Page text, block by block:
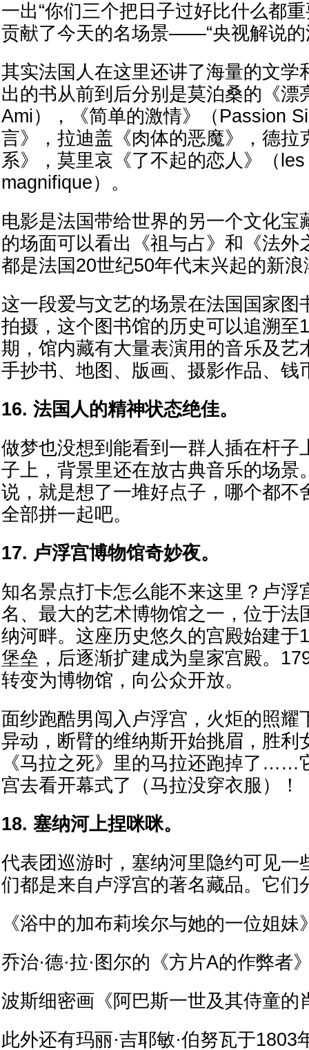
一出“你们三个把日子过好比什么都
贡献了今天的名场景——“央视解说的
其实法国人在这里还讲了海量的文学
出的书从前到后分别是莫泊桑的《漂
Ami），《简单的激情》（Passion
言》，拉迪盖《肉体的恶魔》，德拉
系》，莫里哀《了不起的恋人》（
magnifique）。
电影是法国带给世界的另一个文化宝
的场面可以看出《祖与占》和《法外
都是法国20世纪50年代末兴起的新
这一段爱与文艺的场景在法国国家图
拍摄，这个图书馆的历史可以追溯至
期，馆内藏有大量表演用的音乐及艺
手抄书、地图、版画、摄影作品、钱
16. 法国人的精神状态绝佳。
做梦也没想到能看到一群人插在杆子
子上，背景里还在放古典音乐的场景
说，就是想了一堆好点子，哪个都不
全部拼一起吧。
17. 卢浮宫博物馆奇妙夜。
知名景点打卡怎么能不来这里？卢浮
名、最大的艺术博物馆之一，位于法
纳河畔。这座历史悠久的宫殿始建于
堡垒，后逐渐扩建成为皇家宫殿。
转变为博物馆，向公众开放。
面纱跑酷男闯入卢浮宫，火炬的照耀
异动，断臂的维纳斯开始挑眉，胜利
《马拉之死》里的马拉还跑掉了……
宫去看开幕式了（马拉没穿衣服）！
18. 塞纳河上捏咪咪。
代表团巡游时，塞纳河里隐约可见一
们都是来自卢浮宫的著名藏品。它们
《浴中的加布莉埃尔与她的一位姐妹
乔治·德·拉·图尔的《方片A的作弊者
波斯细密画《阿巴斯一世及其侍童的
此外还有玛丽·吉耶敏·伯努瓦于1803